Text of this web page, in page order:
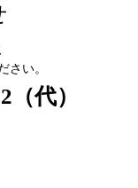
さい。
代）